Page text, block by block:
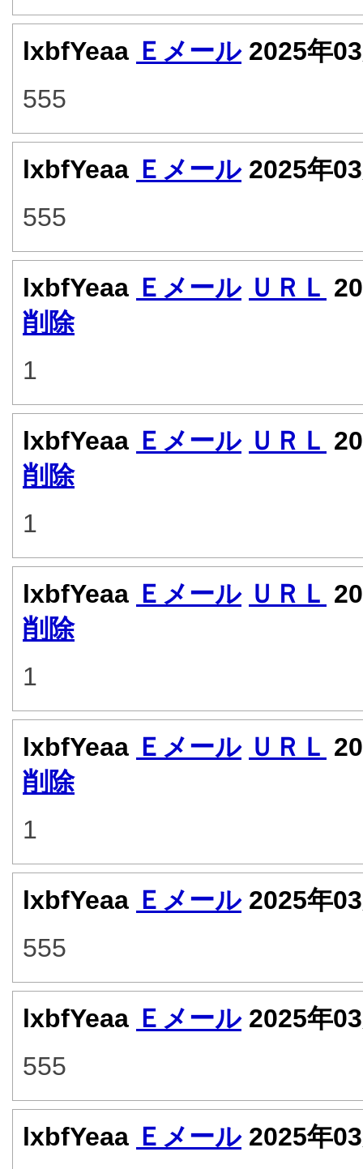
lxbfYeaa Ｅメール 2025年
555
lxbfYeaa Ｅメール 2025年
555
lxbfYeaa Ｅメール ＵＲＬ
削除
1
lxbfYeaa Ｅメール ＵＲＬ
削除
1
lxbfYeaa Ｅメール ＵＲＬ
削除
1
lxbfYeaa Ｅメール ＵＲＬ
削除
1
lxbfYeaa Ｅメール 2025年
555
lxbfYeaa Ｅメール 2025年
555
lxbfYeaa Ｅメール 2025年